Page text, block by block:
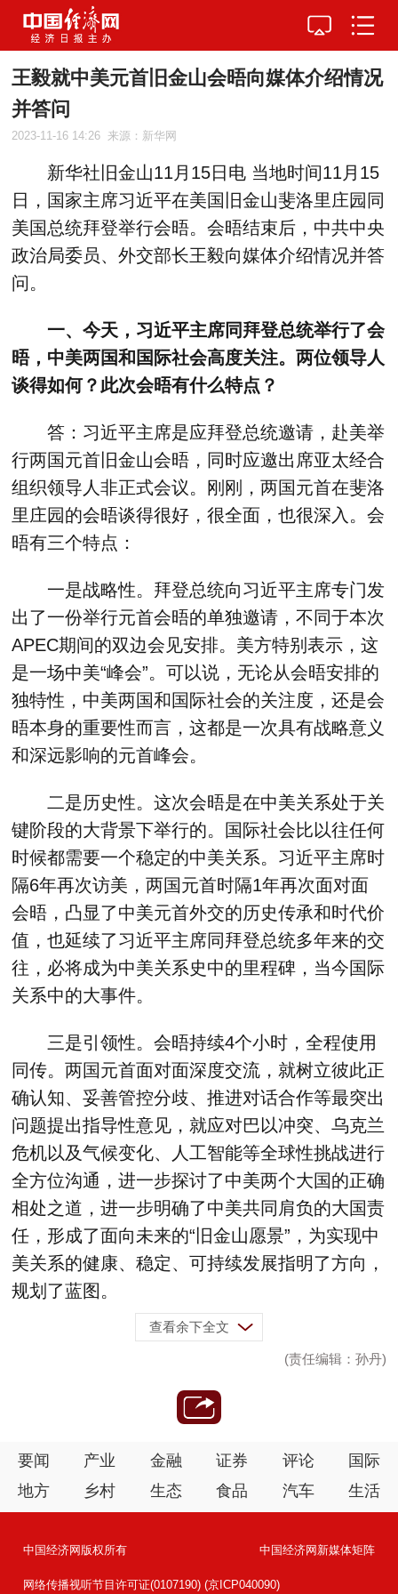
王毅就中美元首旧金山会晤向媒体介绍情况
并答问
2023-11-16 14:26 来源：新华网
新华社旧金山11月15日电 当地时间11月15
日，国家主席习近平在美国旧金山斐洛里庄园同
美国总统拜登举行会晤。会晤结束后，中共中央
政治局委员、外交部长王毅向媒体介绍情况并答
问。
一、今天，习近平主席同拜登总统举行了会
晤，中美两国和国际社会高度关注。两位领导人
谈得如何？此次会晤有什么特点？
答：习近平主席是应拜登总统邀请，赴美举
行两国元首旧金山会晤，同时应邀出席亚太经合
组织领导人非正式会议。刚刚，两国元首在斐洛
里庄园的会晤谈得很好，很全面，也很深入。会
晤有三个特点：
一是战略性。拜登总统向习近平主席专门发
出了一份举行元首会晤的单独邀请，不同于本次
APEC期间的双边会见安排。美方特别表示，这
是一场中美“峰会”。可以说，无论从会晤安排的
独特性，中美两国和国际社会的关注度，还是会
晤本身的重要性而言，这都是一次具有战略意义
和深远影响的元首峰会。
二是历史性。这次会晤是在中美关系处于关
键阶段的大背景下举行的。国际社会比以往任何
时候都需要一个稳定的中美关系。习近平主席时
隔6年再次访美，两国元首时隔1年再次面对面
会晤，凸显了中美元首外交的历史传承和时代价
值，也延续了习近平主席同拜登总统多年来的交
往，必将成为中美关系史中的里程碑，当今国际
关系中的大事件。
三是引领性。会晤持续4个小时，全程使用
同传。两国元首面对面深度交流，就树立彼此正
确认知、妥善管控分歧、推进对话合作等最突出
问题提出指导性意见，就应对巴以冲突、乌克兰
危机以及气候变化、人工智能等全球性挑战进行
全方位沟通，进一步探讨了中美两个大国的正确
相处之道，进一步明确了中美共同肩负的大国责
任，形成了面向未来的“旧金山愿景”，为实现中
美关系的健康、稳定、可持续发展指明了方向，
规划了蓝图。
查看余下全文
(责任编辑：孙丹)
要闻 产业 金融 证券 评论
国际
地方
乡村 生态 食品 汽车 生活
中国经济网版权所有 中国经济网新媒体矩阵
网络传播视听节目许可证(0107190) (京ICP040090)